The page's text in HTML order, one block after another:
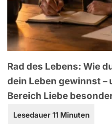
Rad des Lebens: Wie
dein Leben gewinnst –
Bereich Liebe